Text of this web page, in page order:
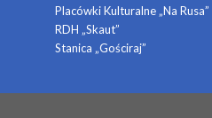
Placówki Kulturalne „Na Rusa”
RDH „Skaut”
Stanica „Gościraj”